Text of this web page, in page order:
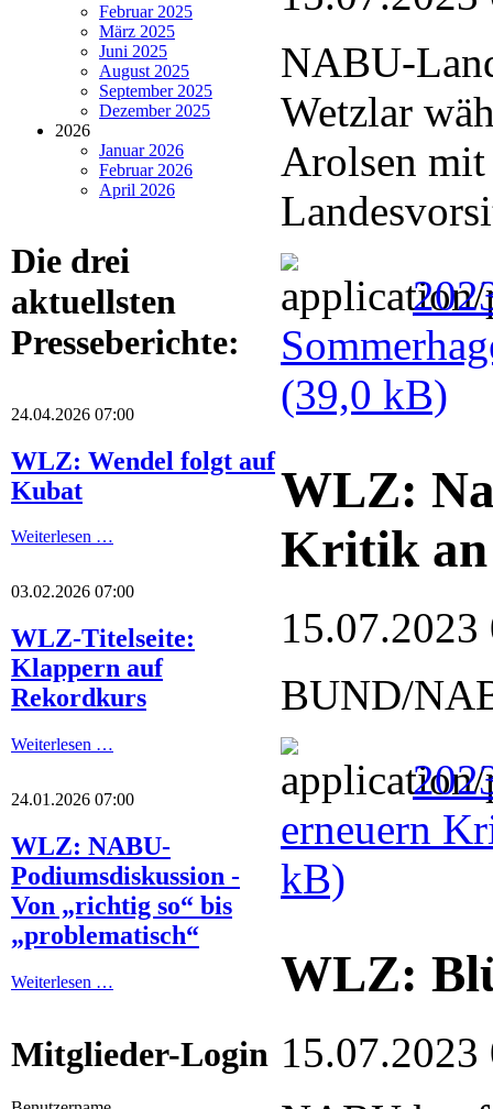
Februar 2025
März 2025
Juni 2025
August 2025
September 2025
Dezember 2025
2026
Januar 2026
Februar 2026
April 2026
Die drei
aktuellsten
Presseberichte:
24.04.2026 07:00
WLZ: Wendel folgt auf
Kubat
Weiterlesen …
03.02.2026 07:00
WLZ-Titelseite:
Klappern auf
Rekordkurs
Weiterlesen …
24.01.2026 07:00
WLZ: NABU-
Podiumsdiskussion -
Von „richtig so“ bis
„problematisch“
Weiterlesen …
Mitglieder-Login
NABU-
Wetzlar
Arolsen
(39,0 kB)
WLZ:
Kritik an
15.07.2023
BUND/
erneuern
kB)
WLZ:
15.07.2023